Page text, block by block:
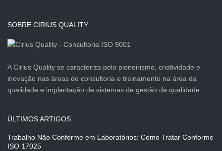
SOBRE CIRIUS QUALITY
A Cirius Quality se caracteriza pelo pioneirismo, criatividade e
inovação nas áreas de consultoria e treinamento na área da
qualidade e implantação de sistemas de gestão da qualidade.
ÚLTIMOS ARTIGOS
Trabalho Não Conforme em Laboratórios: Como Tratar Conforme
ISO 17025